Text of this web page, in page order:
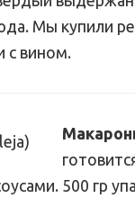
Мы купили
с вином.
500 гр